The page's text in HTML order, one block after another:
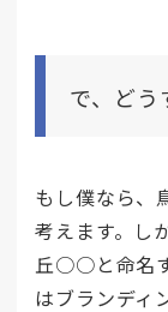
で、どう
もし僕なら、
考えます。し
丘○○と命名
はブランディ